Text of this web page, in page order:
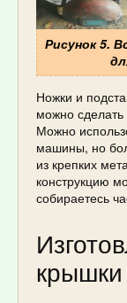
Рисунок 5.
Ножки и
можно
Можно
машины, но
из крепких
конструкцию
собираетесь
крышки